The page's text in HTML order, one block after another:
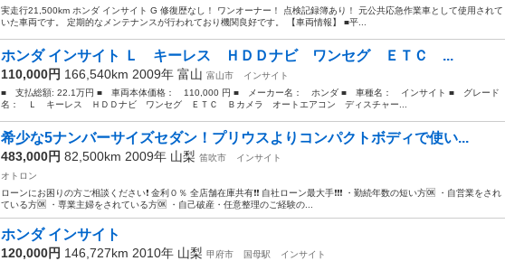
実走行21,500km ホンダ インサイト G 修復歴なし！ ワンオーナー！ 点検記録簿あり！ 元公共応急作業車として使用されて
いた車両です。 定期的なメンテナンスが行われており機関良好です。 【車両情報】 ■平...
ホンダ インサイト Ｌ キーレス ＨＤＤナビ ワンセグ ＥＴＣ ...
110,000円 166,540km 2009年 富山 富山市
インサイト
■ 支払総額: 22.1万円 ■ 車両本体価格： 110,000 円 ■ メーカー名： ホンダ ■ 車種名： インサイト ■ グレード
名： Ｌ キーレス ＨＤＤナビ ワンセグ ＥＴＣ Ｂカメラ オートエアコン ディスチャー...
希少な5ナンバーサイズセダン！プリウスよりコンパクトボディで使い...
483,000円 82,500km 2009年 山梨 笛吹市
インサイト
オトロン
ローンにお困りの方ご相談ください❗️ 金利０％ 全店舗在庫共有❗️❗️ 自社ローン最大手❗️❗️❗️ ・勤続年数の短い方🆗 ・自営業をされ
ている方🆗 ・専業主婦をされている方🆗 ・自己破産・任意整理のご経験の...
ホンダ インサイト
120,000円 146,727km 2010年 山梨 甲府市 国母駅
インサイト